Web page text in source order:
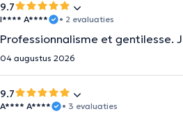
9.7
I**** A**** • 2 evaluaties
Professionnalisme et gentilesse.
04 augustus 2026
9.7
A**** A**** • 3 evaluaties